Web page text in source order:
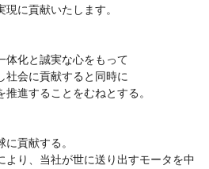
に貢献いたします。
体化と誠実な心をもって
社会に貢献すると同時に
進することをむねとする。
貢献する。
より、当社が世に送り出すモータを中